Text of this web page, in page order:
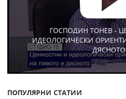
ГОСПОДИН ТОНЕВ -
ИДЕОЛОГИЧЕСКИ
ДЯСНОТО
ПОПУЛЯРНИ СТАТИИ